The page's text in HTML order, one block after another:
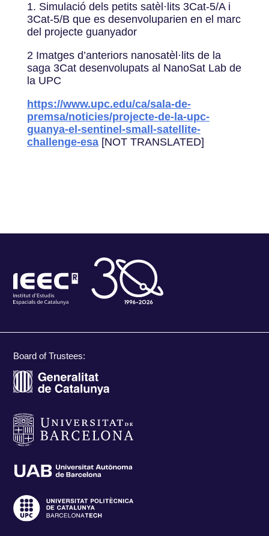
1. Simulació dels petits satèl·lits 3Cat-5/A i
3Cat-5/B que es desenvoluparien en el marc
del projecte guanyador
2 Imatges d’anteriors nanosatèl·lits de la
saga 3Cat desenvolupats al NanoSat Lab de
la UPC
https://www.upc.edu/ca/sala-de-
premsa/noticies/projecte-de-la-upc-
guanya-el-sentinel-small-satellite-
challenge-esa[NOT TRANSLATED]
Board of Trustees: